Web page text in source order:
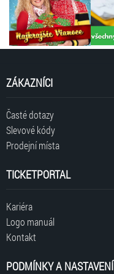
ZÁKAZNÍCI
Časté dotazy
Slevové kódy
Prodejní místa
TICKETPORTAL
Kariéra
Logo manuál
Kontakt
PODMÍNKY A NASTAVENÍ